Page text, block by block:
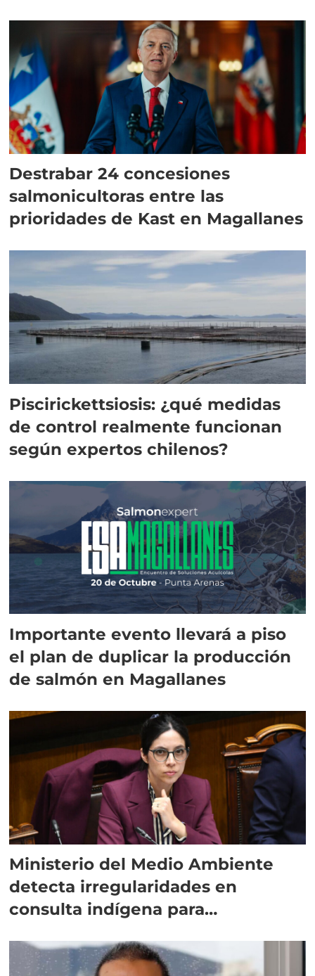
Destrabar 24 concesiones
salmonicultoras entre las
prioridades de Kast en Magallanes
Piscirickettsiosis: ¿qué medidas
de control realmente funcionan
según expertos chilenos?
Importante evento llevará a piso
el plan de duplicar la producción
de salmón en Magallanes
Ministerio del Medio Ambiente
detecta irregularidades en
consulta indígena para